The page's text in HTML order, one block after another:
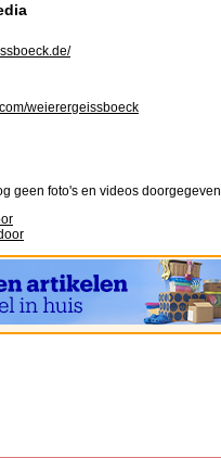
weierergeissboeck
geen foto's en videos